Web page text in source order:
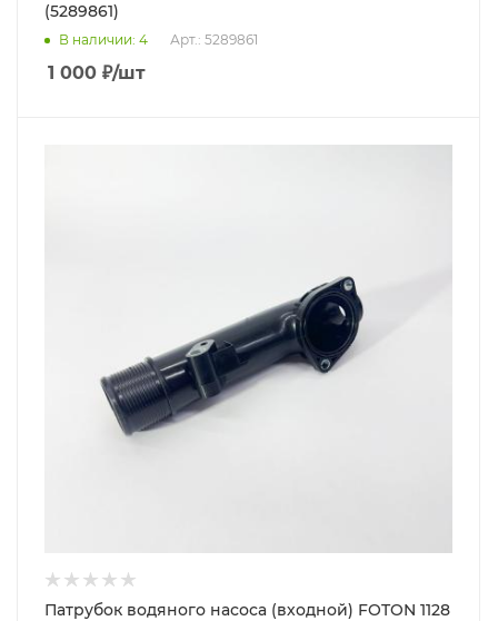
(5289861)
В наличии: 4 Арт.: 5289861
1 000 ₽/шт
Патрубок водяного насоса (входной) FOTON 1128